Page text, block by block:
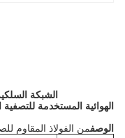
الشبكة
الهوائية المستخدمة للتصفية
الوصفمن الفولاذ المقاوم